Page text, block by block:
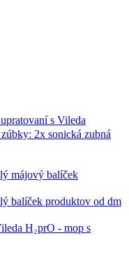
s Vileda
2x sonická zubná
májový balíček
balíček produktov od dm
H₂prO - mop s